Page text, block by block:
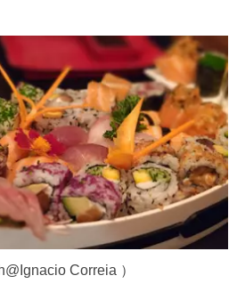
Correia ）